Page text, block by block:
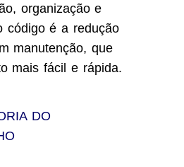
organização e
código é a redução
manutenção, que
mais fácil e rápida.
DO